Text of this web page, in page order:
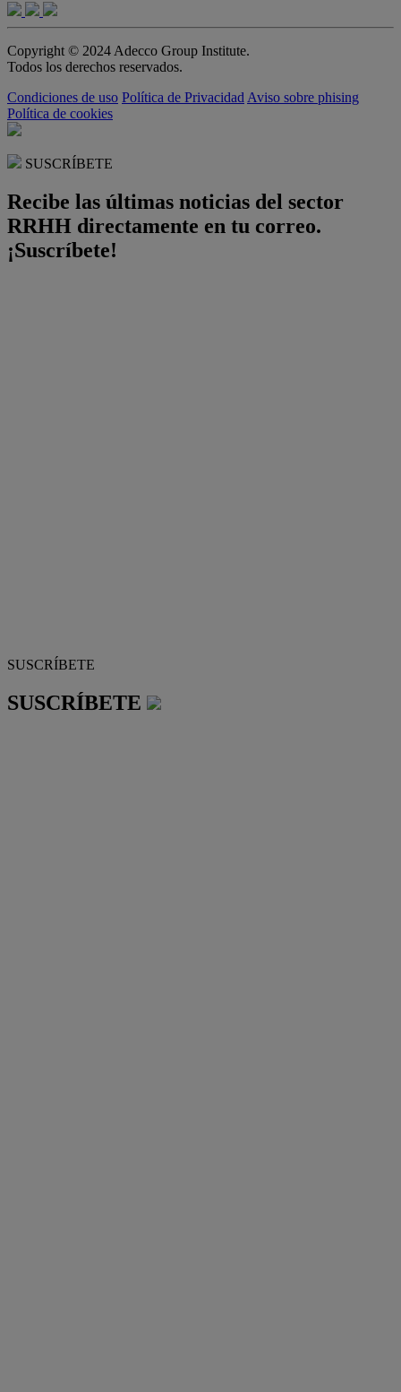
Copyright © 2024 Adecco Group Institute.
Todos los derechos reservados.
Condiciones de uso Política de Privacidad Aviso sobre phising
Política de cookies
SUSCRÍBETE
Recibe las últimas noticias del sector
RRHH directamente en tu correo.
¡Suscríbete!
SUSCRÍBETE
SUSCRÍBETE